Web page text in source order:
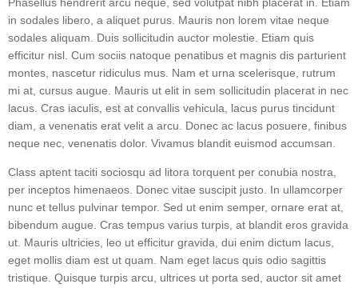
in sodales libero, a aliquet purus. Mauris non lorem vitae neque
sodales aliquam. Duis sollicitudin auctor molestie. Etiam quis
efficitur nisl. Cum sociis natoque penatibus et magnis dis parturient
montes, nascetur ridiculus mus. Nam et urna scelerisque, rutrum
mi at, cursus augue. Mauris ut elit in sem sollicitudin placerat in nec
lacus. Cras iaculis, est at convallis vehicula, lacus purus tincidunt
diam, a venenatis erat velit a arcu. Donec ac lacus posuere, finibus
neque nec, venenatis dolor. Vivamus blandit euismod accumsan.
Class aptent taciti sociosqu ad litora torquent per conubia nostra,
per inceptos himenaeos. Donec vitae suscipit justo. In ullamcorper
nunc et tellus pulvinar tempor. Sed ut enim semper, ornare erat at,
bibendum augue. Cras tempus varius turpis, at blandit eros gravida
ut. Mauris ultricies, leo ut efficitur gravida, dui enim dictum lacus,
eget mollis diam est ut quam. Nam eget lacus quis odio sagittis
tristique. Quisque turpis arcu, ultrices ut porta sed, auctor sit amet